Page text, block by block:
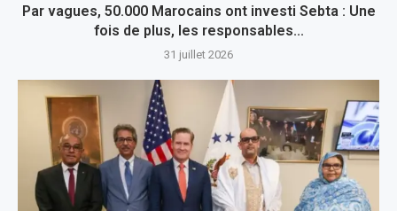
Par vagues, 50.000 Marocains ont investi Sebta : Une
fois de plus, les responsables...
31 juillet 2026